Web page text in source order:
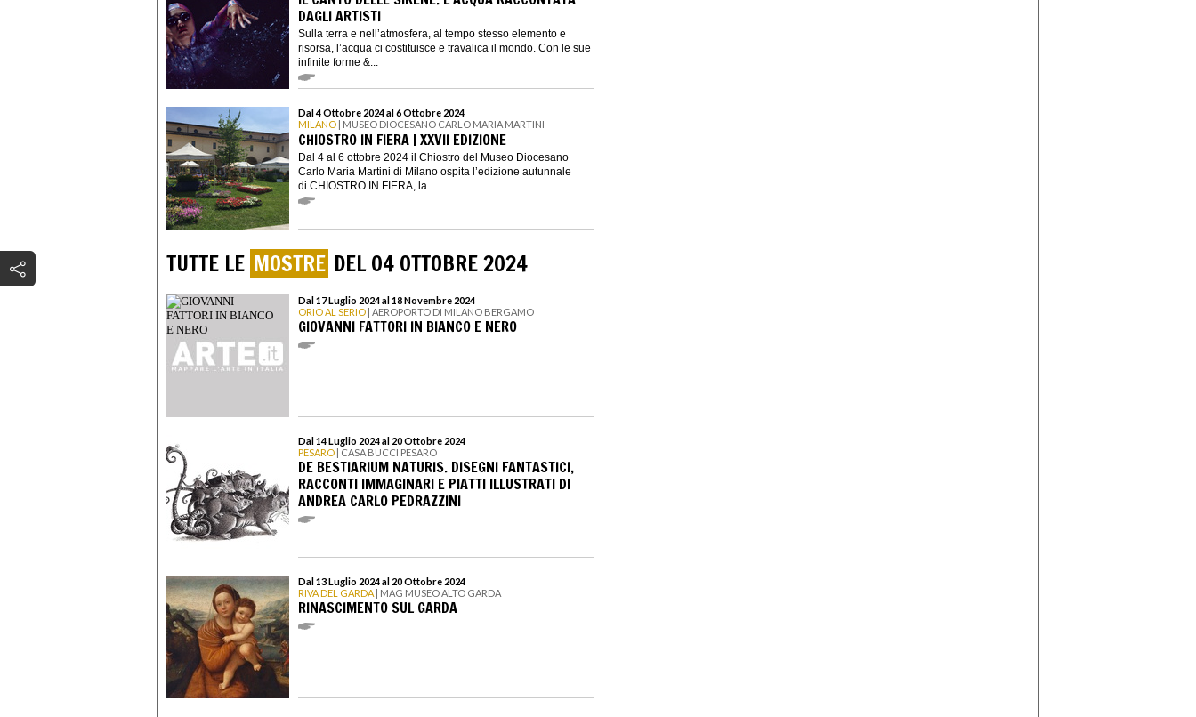
DAGLI ARTISTI
Sulla terra e nell’atmosfera, al tempo stesso elemento e
risorsa, l’acqua ci costituisce e travalica il mondo. Con le sue
infinite forme &...
Dal 4 Ottobre 2024 al 6 Ottobre 2024
MILANO | MUSEO DIOCESANO CARLO MARIA MARTINI
CHIOSTRO IN FIERA | XXVII EDIZIONE
Dal 4 al 6 ottobre 2024 il Chiostro del Museo Diocesano
Carlo Maria Martini di Milano ospita l’edizione autunnale
di CHIOSTRO IN FIERA, la ...
TUTTE LE MOSTRE DEL 04 OTTOBRE 2024
Dal 17 Luglio 2024 al 18 Novembre 2024
ORIO AL SERIO | AEROPORTO DI MILANO BERGAMO
GIOVANNI FATTORI IN BIANCO E NERO
Dal 14 Luglio 2024 al 20 Ottobre 2024
PESARO | CASA BUCCI PESARO
DE BESTIARIUM NATURIS. DISEGNI FANTASTICI,
RACCONTI IMMAGINARI E PIATTI ILLUSTRATI DI
ANDREA CARLO PEDRAZZINI
Dal 13 Luglio 2024 al 20 Ottobre 2024
RIVA DEL GARDA | MAG MUSEO ALTO GARDA
RINASCIMENTO SUL GARDA